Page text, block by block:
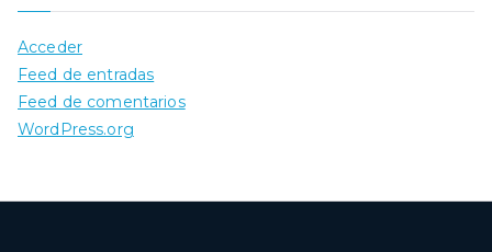
Acceder
Feed de entradas
Feed de comentarios
WordPress.org